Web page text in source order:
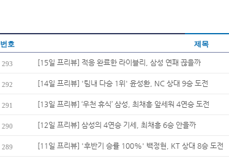
번호 제목
293 [15일 프리뷰] 적응 완료한 라이블리, 삼성 연패 끊을까
292 [14일 프리뷰] '팀내 다승 1위' 윤성환, NC 상대 9승 도전
291 [13일 프리뷰] ‘우천 휴식’ 삼성, 최채흥 앞세워 4연승 도전
290 [12일 프리뷰] 삼성의 4연승 기세, 최채흥 6승 안을까
289 [11일 프리뷰] '후반기 승률 100%' 백정현, KT 상대 8승 도전